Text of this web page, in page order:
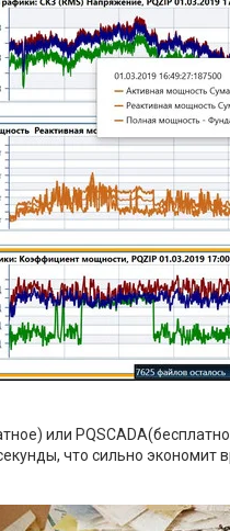
или
что сильно экономит